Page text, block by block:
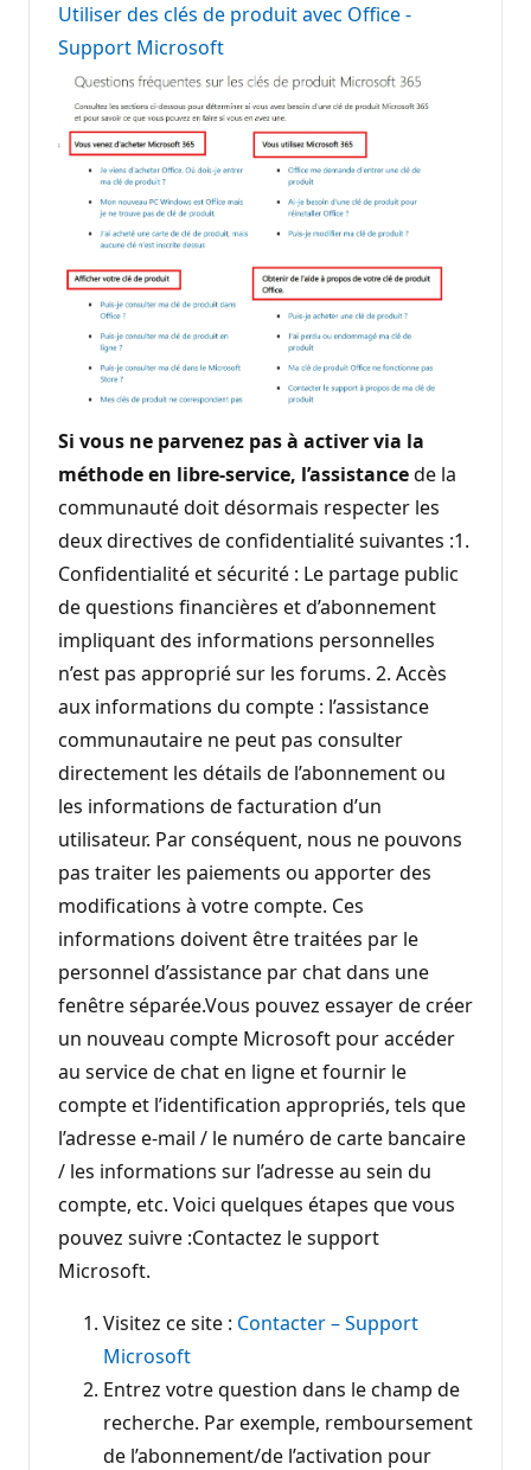
Utiliser des clés de produit avec Office -
Support Microsoft
Si vous ne parvenez pas à activer via la
méthode en libre-service, l’assistancede la
communauté doit désormais respecter les
deux directives de confidentialité suivantes :1.
Confidentialité et sécurité : Le partage public
de questions financières et d’abonnement
impliquant des informations personnelles
n’est pas approprié sur les forums. 2. Accès
aux informations du compte : l’assistance
communautaire ne peut pas consulter
directement les détails de l’abonnement ou
les informations de facturation d’un
utilisateur. Par conséquent, nous ne pouvons
pas traiter les paiements ou apporter des
modifications à votre compte. Ces
informations doivent être traitées par le
personnel d’assistance par chat dans une
fenêtre séparée.Vous pouvez essayer de créer
un nouveau compte Microsoft pour accéder
au service de chat en ligne et fournir le
compte et l’identification appropriés, tels que
l’adresse e-mail / le numéro de carte bancaire
/ les informations sur l’adresse au sein du
compte, etc. Voici quelques étapes que vous
pouvez suivre :Contactez le support
Microsoft.
Visitez ce site : Contacter – Support
Microsoft
Entrez votre question dans le champ de
recherche. Par exemple, remboursement
de l’abonnement/de l’activation pour